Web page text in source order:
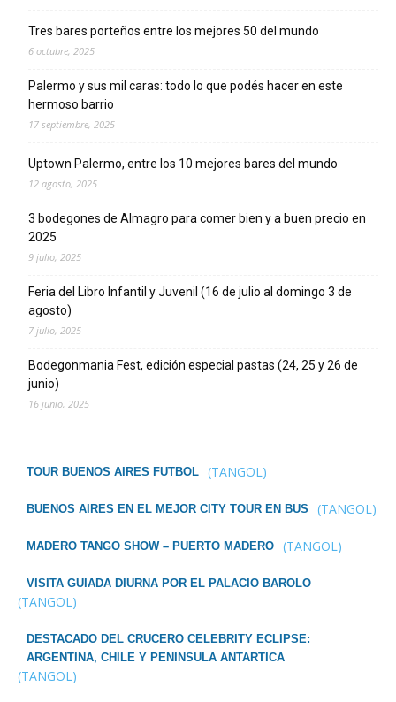
Tres bares porteños entre los mejores 50 del mundo
6 octubre, 2025
Palermo y sus mil caras: todo lo que podés hacer en este
hermoso barrio
17 septiembre, 2025
Uptown Palermo, entre los 10 mejores bares del mundo
12 agosto, 2025
3 bodegones de Almagro para comer bien y a buen precio en
2025
9 julio, 2025
Feria del Libro Infantil y Juvenil (16 de julio al domingo 3 de
agosto)
7 julio, 2025
Bodegonmania Fest, edición especial pastas (24, 25 y 26 de
junio)
16 junio, 2025
TOUR BUENOS AIRES FUTBOL (TANGOL)
BUENOS AIRES EN EL MEJOR CITY TOUR EN BUS (TANGOL)
MADERO TANGO SHOW – PUERTO MADERO (TANGOL)
VISITA GUIADA DIURNA POR EL PALACIO BAROLO
(TANGOL)
DESTACADO DEL CRUCERO CELEBRITY ECLIPSE:
ARGENTINA, CHILE Y PENINSULA ANTARTICA
(TANGOL)